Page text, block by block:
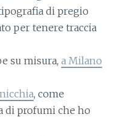
di pregio
per tenere traccia
su misura, a Milano
, come
di profumi che ho